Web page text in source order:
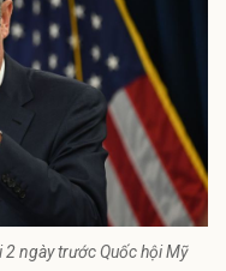
2 ngày trước Quốc hội Mỹ